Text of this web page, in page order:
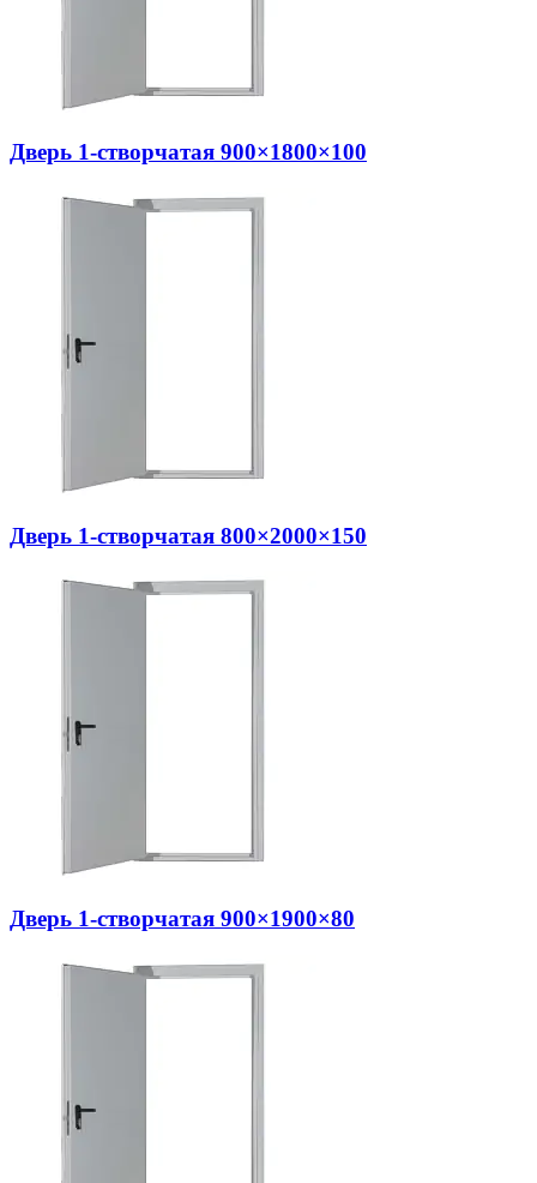
Дверь 1-створчатая 900×1800×100
Дверь 1-створчатая 800×2000×150
Дверь 1-створчатая 900×1900×80